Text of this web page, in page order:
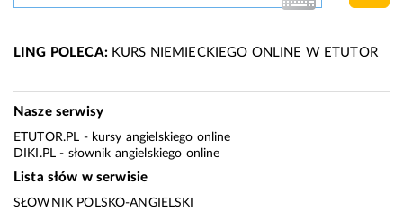
LING POLECA:KURS NIEMIECKIEGO ONLINE W ETUTOR
Nasze serwisy
ETUTOR.PL - kursy angielskiego online
DIKI.PL - słownik angielskiego online
Lista słów w serwisie
SŁOWNIK POLSKO-ANGIELSKI